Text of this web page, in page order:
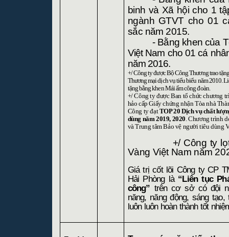
binh và Xã hội cho 1
ngành GTVT cho 01
sắc năm 2015.
- Bằng khen của
Việt Nam cho 01 cá
năm 2016.
+/ Công ty được Bộ Công Thương trao
Thương mại dịch vụ tiểu biểu năm 2010.
tặng bằng khen Mái ấm công đoàn.
+/ Công ty được Ban tổ chức chương
hảo cấp Giấy chứng nhận Tòa nhà
Công ty đạtTOP 20 Dịch vụ chất
dùng năm 2019, 2020. Chương trình
và Trung tâm Bảo vệ người tiêu dùng
+/ Công ty
Vàng Việt Nam năm
Giá trị cốt lõi Công ty CP
Hải Phòng là “Liên tục
công” trên cơ sở có đội
năng, năng động, sáng
luôn luôn hoàn thành tốt